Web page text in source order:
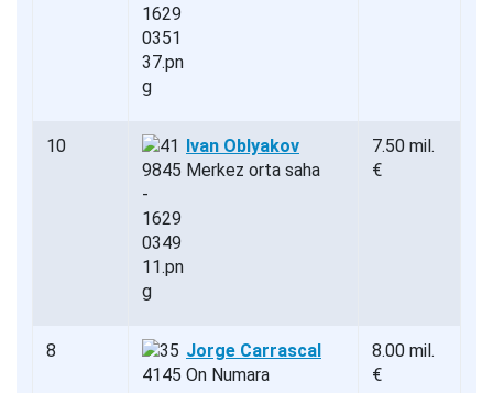
10
Ivan Oblyakov
Merkez orta saha
7.50 mil.
€
8
Jorge Carrascal
On Numara
8.00 mil.
€